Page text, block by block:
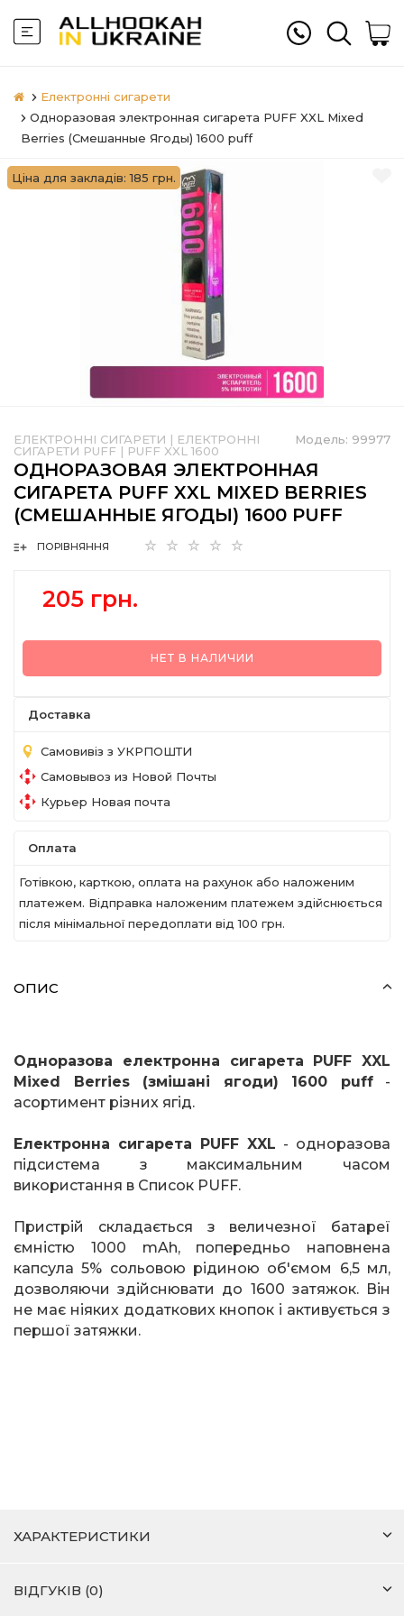
Електронні сигарети
Одноразовая электронная сигарета PUFF XXL Mixed
Berries (Смешанные Ягоды) 1600 puff
Ціна для закладів: 185 грн.
Модель: 99977
ЕЛЕКТРОННІ СИГАРЕТИ | ЕЛЕКТРОННІ
СИГАРЕТИ PUFF | PUFF XXL 1600
ОДНОРАЗОВАЯ ЭЛЕКТРОННАЯ
СИГАРЕТА PUFF XXL MIXED BERRIES
(СМЕШАННЫЕ ЯГОДЫ) 1600 PUFF
ПОРІВНЯННЯ
205 грн.
НЕТ В НАЛИЧИИ
Доставка
Самовивіз з УКРПОШТИ
Самовывоз из Новой Почты
Курьер Новая почта
Оплата
Готівкою, карткою, оплата на рахунок або наложеним
платежем. Відправка наложеним платежем здійснюється
після мінімальної передоплати вiд 100 грн.
ОПИС
Одноразова електронна сигарета PUFF XXL
Mixed
Berries(змішані ягоди) 1600 puff-
асортимент різних ягід.
Електронна сигарета PUFF XXL - одноразова
підсистема з максимальним часом
використання в Список PUFF.
Пристрій складається з величезної батареї
ємністю 1000 mAh, попередньо наповнена
капсула 5% сольовою рідиною об'ємом 6,5 мл,
дозволяючи здійснювати до 1600 затяжок. Він
не має ніяких додаткових кнопок і активується з
першої затяжки.
ХАРАКТЕРИСТИКИ
ВІДГУКІВ (0)